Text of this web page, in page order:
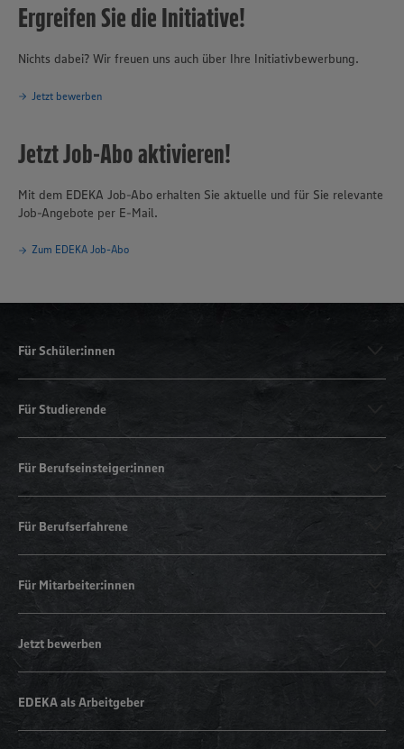
Ergreifen Sie die Initiative!
Nichts dabei? Wir freuen uns auch über Ihre Initiativbewerbung.
Jetzt bewerben
Jetzt Job-Abo aktivieren!
Mit dem EDEKA Job-Abo erhalten Sie aktuelle und für Sie relevante
Job-Angebote per E-Mail.
Zum EDEKA Job-Abo
Für Schüler:innen
Für Studierende
Für Berufseinsteiger:innen
Für Berufserfahrene
Für Mitarbeiter:innen
Jetzt bewerben
EDEKA als Arbeitgeber